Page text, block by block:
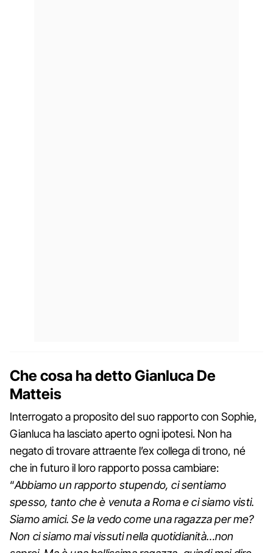
Che cosa ha detto Gianluca De
Matteis
Interrogato a proposito del suo rapporto con Sophie,
Gianluca ha lasciato aperto ogni ipotesi. Non ha
negato di trovare attraente l’ex collega di trono, né
che in futuro il loro rapporto possa cambiare:
“Abbiamo un rapporto stupendo, ci sentiamo
spesso, tanto che è venuta a Roma e ci siamo visti.
Siamo amici. Se la vedo come una ragazza per me?
Non ci siamo mai vissuti nella quotidianità…non